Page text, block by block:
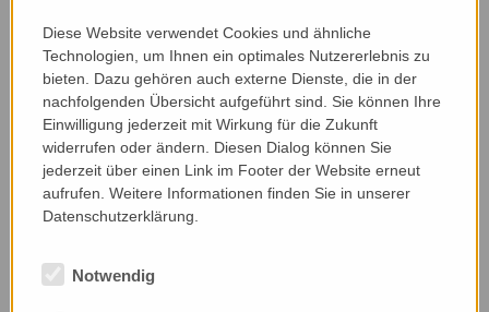
für die Rinder in Form von Heu und Silage) wird
selbst am Hof produziert. Wiesen und Weiden
werden extensiv bewirtschaftet und bieten daher
Lebensraum für zahlreiche Wildtiere. Über 3 ha
werden im Rahmen der ÖPUL Naturschutz-
Maßnahme und somit besonders schonend
bewirtschaftet. Zusätzlich zum bestehenden
Baumbestand wurden entlang der Feldraine neue
Obstsorten wurde um die AgriPV-Anlage angelegt.
Diese Website verwendet Cookies und ähnliche
Technologien, um Ihnen ein optimales Nutzererlebnis zu
bieten. Dazu gehören auch externe Dienste, die in der
nachfolgenden Übersicht aufgeführt sind. Sie können Ihre
Einwilligung jederzeit mit Wirkung für die Zukunft
widerrufen oder ändern. Diesen Dialog können Sie
jederzeit über einen Link im Footer der Website erneut
aufrufen. Weitere Informationen finden Sie in unserer
Datenschutzerklärung.
Notwendig